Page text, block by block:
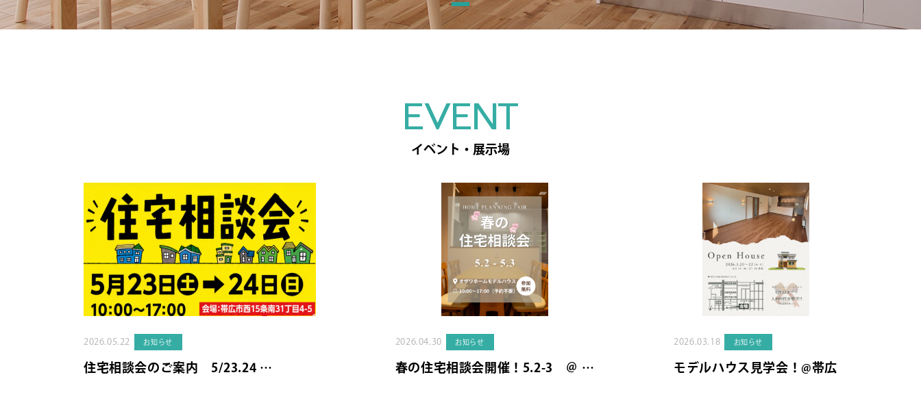
EVENT
イベント・展示場
2026.05.22 お知らせ
住宅相談会のご案内 5/23.24 …
2026.04.30 お知らせ
春の住宅相談会開催！5.2-3 ＠ …
2026.03.18 お知らせ
モデルハウス見学会！@帯広